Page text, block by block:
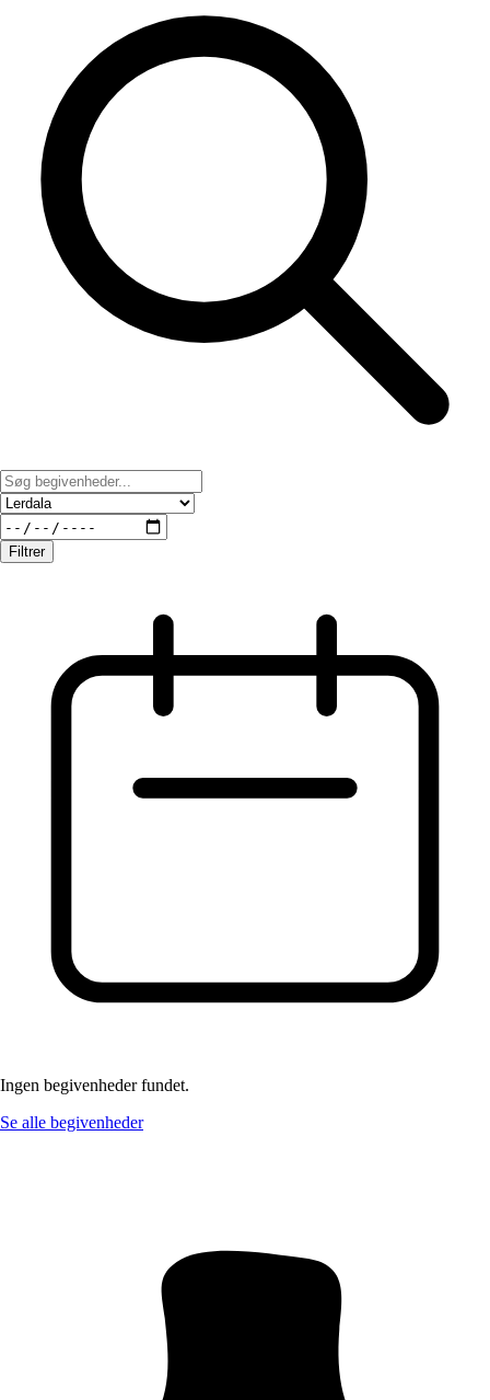
Filtrer
Ingen begivenheder fundet.
Se alle begivenheder